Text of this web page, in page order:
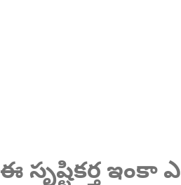
ఈ సృష్టికర్త